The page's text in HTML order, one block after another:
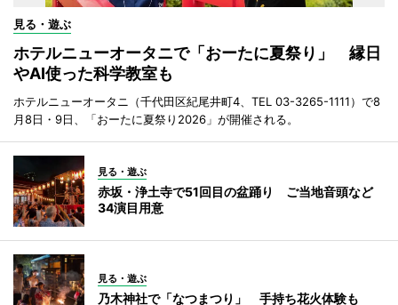
見る・遊ぶ
ホテルニューオータニで「おーたに夏祭り」 縁日
やAI使った科学教室も
ホテルニューオータニ（千代田区紀尾井町4、TEL 03-3265-1111）で8
月8日・9日、「おーたに夏祭り2026」が開催される。
見る・遊ぶ
赤坂・浄土寺で51回目の盆踊り ご当地音頭など
34演目用意
見る・遊ぶ
乃木神社で「なつまつり」 手持ち花火体験も